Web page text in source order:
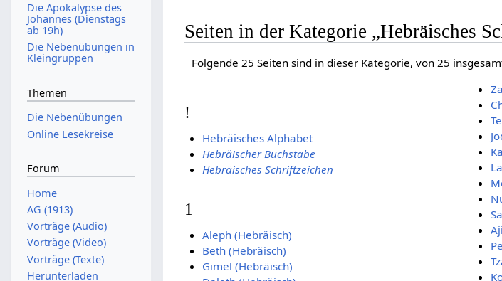
Seiten in der Kategorie „Hebräisches
Folgende 25 Seiten sind in dieser Kategorie, von 25
!
Hebräisches Alphabet
Hebräischer Buchstabe
Hebräisches Schriftzeichen
1
Aleph (Hebräisch)
Beth (Hebräisch)
Gimel (Hebräisch)
Die Apokalypse des
Johannes (Dienstags
ab 19h)
Die Nebenübungen in
Kleingruppen
Themen
Die Nebenübungen
Online Lesekreise
Forum
Home
AG (1913)
Vorträge (Audio)
Vorträge (Video)
Vorträge (Texte)
Herunterladen